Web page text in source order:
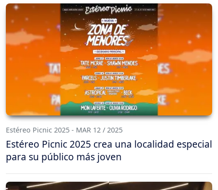
Estéreo Picnic 2025 - MAR 12 / 2025
Estéreo Picnic 2025 crea una localidad especial
para su público más joven